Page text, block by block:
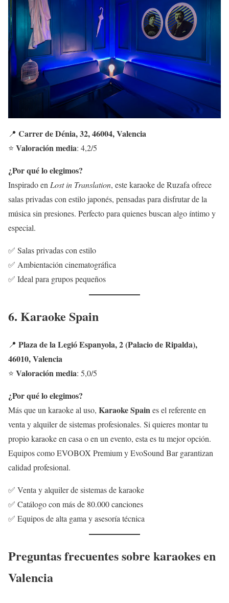
📍 Carrer de Dénia, 32, 46004, Valencia
⭐ Valoración media: 4,2/5
¿Por qué lo elegimos?
Inspirado enLost in Translation, este karaoke de Ruzafa ofrece
salas privadas con estilo japonés, pensadas para disfrutar de la
música sin presiones. Perfecto para quienes buscan algo íntimo y
especial.
✅ Salas privadas con estilo
✅ Ambientación cinematográfica
✅ Ideal para grupos pequeños
6. Karaoke Spain
📍 Plaza de la Legió Espanyola, 2 (Palacio de Ripalda),
46010, Valencia
⭐ Valoración media: 5,0/5
¿Por qué lo elegimos?
Más que un karaoke al uso, Karaoke Spaines el referente en
venta y alquiler de sistemas profesionales. Si quieres montar tu
propio karaoke en casa o en un evento, esta es tu mejor opción.
Equipos como EVOBOX Premium y EvoSound Bar garantizan
calidad profesional.
✅ Venta y alquiler de sistemas de karaoke
✅ Catálogo con más de 80.000 canciones
✅ Equipos de alta gama y asesoría técnica
Preguntas frecuentes sobre karaokes en
Valencia